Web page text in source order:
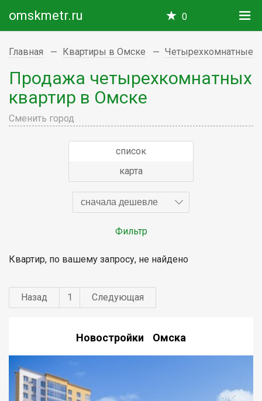
omskmetr.ru 0
Главная Квартиры в Омске Четырехкомнатные
Продажа четырехкомнатных
квартир в Омске
Сменить город
список
карта
сначала дешевле
Фильтр
Квартир, по вашему запросу, не найдено
Назад 1 Следующая
Новостройки Омска